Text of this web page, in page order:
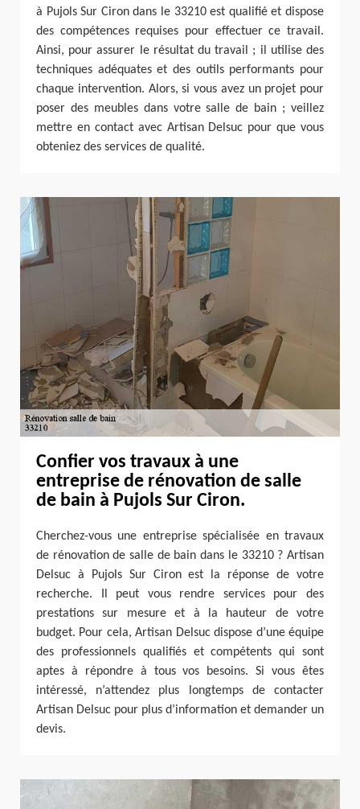
à Pujols Sur Ciron dans le 33210 est qualifié et dispose
des compétences requises pour effectuer ce travail.
Ainsi, pour assurer le résultat du travail ; il utilise des
techniques adéquates et des outils performants pour
chaque intervention. Alors, si vous avez un projet pour
poser des meubles dans votre salle de bain ; veillez
mettre en contact avec Artisan Delsuc pour que vous
obteniez des services de qualité.
Confier vos travaux à une
entreprise de rénovation de salle
de bain à Pujols Sur Ciron.
Cherchez-vous une entreprise spécialisée en travaux
de rénovation de salle de bain dans le 33210 ? Artisan
Delsuc à Pujols Sur Ciron est la réponse de votre
recherche. Il peut vous rendre services pour des
prestations sur mesure et à la hauteur de votre
budget. Pour cela, Artisan Delsuc dispose d’une équipe
des professionnels qualifiés et compétents qui sont
aptes à répondre à tous vos besoins. Si vous êtes
intéressé, n’attendez plus longtemps de contacter
Artisan Delsuc pour plus d’information et demander un
devis.